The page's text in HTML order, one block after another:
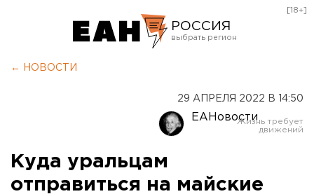
РОССИЯ
Оренбург
[18+]
← НОВОСТИ
29 АПРЕЛЯ 2022 В 14:50
ЕАНовости
Куда уральцам
отправиться на майские